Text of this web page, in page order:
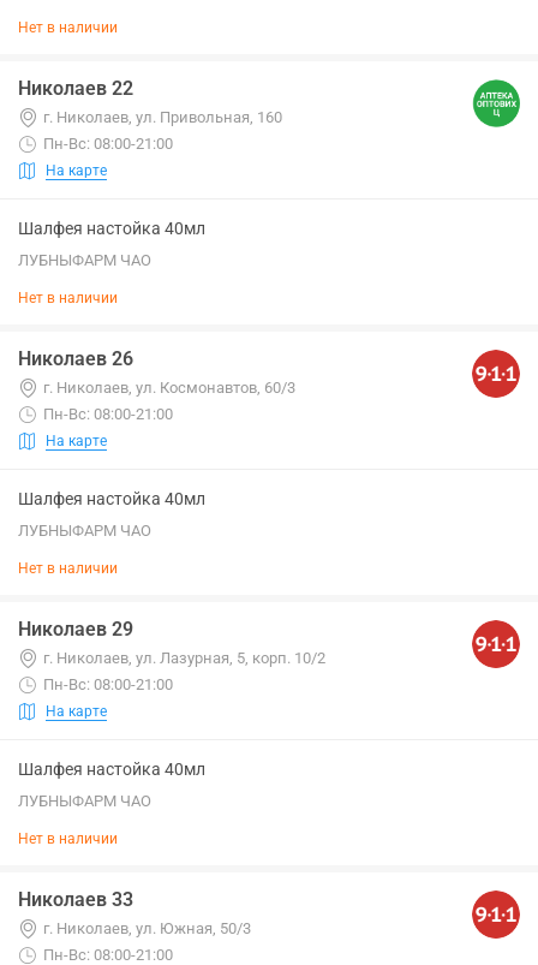
Нет в наличии
Николаев 22
г. Николаев, ул. Привольная, 160
Пн-Вс: 08:00-21:00
На карте
Шалфея настойка 40мл
ЛУБНЫФАРМ ЧАО
Нет в наличии
Николаев 26
г. Николаев, ул. Космонавтов, 60/3
Пн-Вс: 08:00-21:00
На карте
Шалфея настойка 40мл
ЛУБНЫФАРМ ЧАО
Нет в наличии
Николаев 29
г. Николаев, ул. Лазурная, 5, корп. 10/2
Пн-Вс: 08:00-21:00
На карте
Шалфея настойка 40мл
ЛУБНЫФАРМ ЧАО
Нет в наличии
Николаев 33
г. Николаев, ул. Южная, 50/3
Пн-Вс: 08:00-21:00